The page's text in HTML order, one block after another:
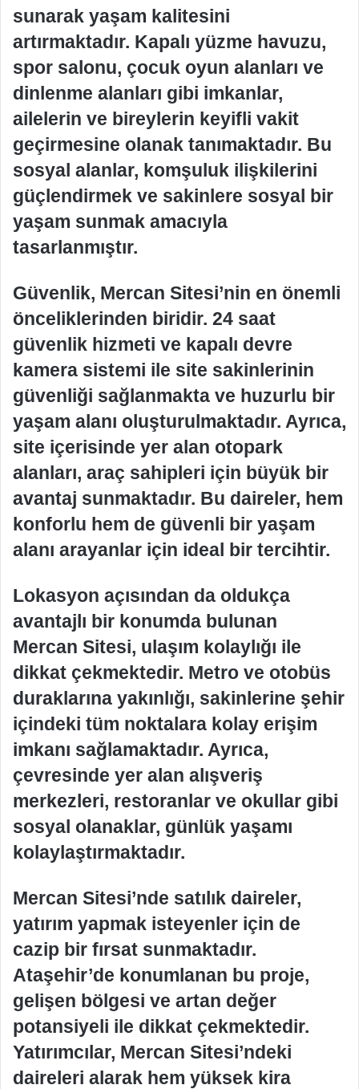
sunarak yaşam kalitesini
artırmaktadır. Kapalı yüzme havuzu,
spor salonu, çocuk oyun alanları ve
dinlenme alanları gibi imkanlar,
ailelerin ve bireylerin keyifli vakit
geçirmesine olanak tanımaktadır. Bu
sosyal alanlar, komşuluk ilişkilerini
güçlendirmek ve sakinlere sosyal bir
yaşam sunmak amacıyla
tasarlanmıştır.
Güvenlik, Mercan Sitesi’nin en önemli
önceliklerinden biridir. 24 saat
güvenlik hizmeti ve kapalı devre
kamera sistemi ile site sakinlerinin
güvenliği sağlanmakta ve huzurlu bir
yaşam alanı oluşturulmaktadır. Ayrıca,
site içerisinde yer alan otopark
alanları, araç sahipleri için büyük bir
avantaj sunmaktadır. Bu daireler, hem
konforlu hem de güvenli bir yaşam
alanı arayanlar için ideal bir tercihtir.
Lokasyon açısından da oldukça
avantajlı bir konumda bulunan
Mercan Sitesi, ulaşım kolaylığı ile
dikkat çekmektedir. Metro ve otobüs
duraklarına yakınlığı, sakinlerine şehir
içindeki tüm noktalara kolay erişim
imkanı sağlamaktadır. Ayrıca,
çevresinde yer alan alışveriş
merkezleri, restoranlar ve okullar gibi
sosyal olanaklar, günlük yaşamı
kolaylaştırmaktadır.
Mercan Sitesi’nde satılık daireler,
yatırım yapmak isteyenler için de
cazip bir fırsat sunmaktadır.
Ataşehir’de konumlanan bu proje,
gelişen bölgesi ve artan değer
potansiyeli ile dikkat çekmektedir.
Yatırımcılar, Mercan Sitesi’ndeki
daireleri alarak hem yüksek kira